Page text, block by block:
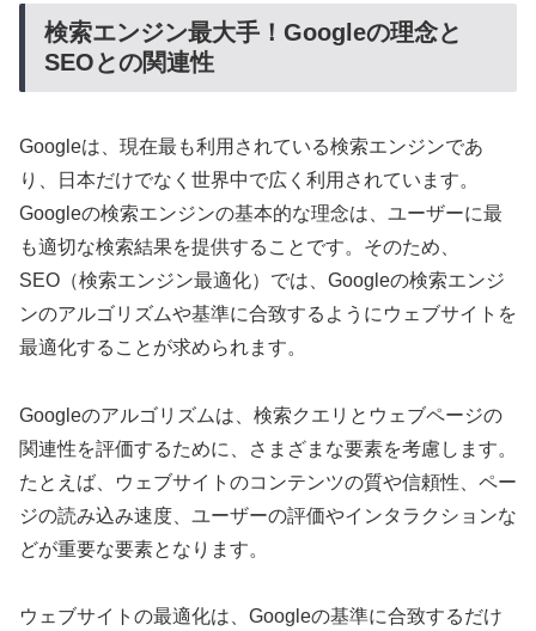
検索エンジン最大手！Googleの理念と
SEOとの関連性
Googleは、現在最も利用されている検索エンジンであ
り、日本だけでなく世界中で広く利用されています。
Googleの検索エンジンの基本的な理念は、ユーザーに最
も適切な検索結果を提供することです。そのため、
SEO（検索エンジン最適化）では、Googleの検索エンジ
ンのアルゴリズムや基準に合致するようにウェブサイトを
最適化することが求められます。
Googleのアルゴリズムは、検索クエリとウェブページの
関連性を評価するために、さまざまな要素を考慮します。
たとえば、ウェブサイトのコンテンツの質や信頼性、ペー
ジの読み込み速度、ユーザーの評価やインタラクションな
どが重要な要素となります。
ウェブサイトの最適化は、Googleの基準に合致するだけ